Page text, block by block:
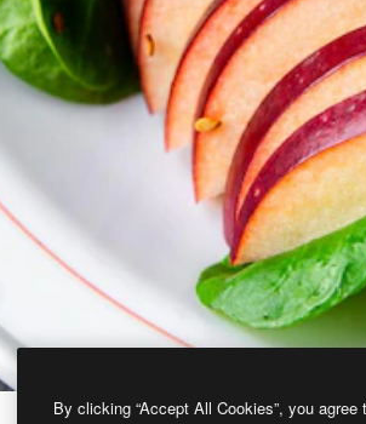
By clicking “Accept All Cookies”, you